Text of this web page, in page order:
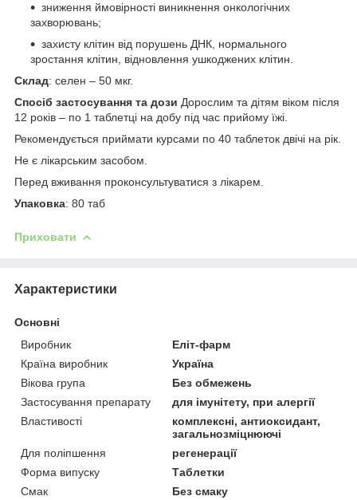
зниження ймовірності виникнення онкологічних
захворювань;
захисту клітин від порушень ДНК, нормального
зростання клітин, відновлення ушкоджених клітин.
Склад: селен – 50 мкг.
Спосіб застосування та дози Дорослим та дітям віком після
12 років – по 1 таблетці на добу під час прийому їжі.
Рекомендується приймати курсами по 40 таблеток двічі на рік.
Не є лікарським засобом.
Перед вживання проконсультуватися з лікарем.
Упаковка: 80 таб
Приховати
Характеристики
Основні
Виробник
Еліт-фарм
Країна виробник
Україна
Вікова група
Без обмежень
Застосування препарату
для імунітету, при алергії
Властивості
комплексні, антиоксидант,
загальнозміцнюючі
Для поліпшення
регенерації
Форма випуску
Таблетки
Смак
Без смаку